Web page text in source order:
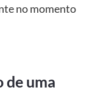
no momento
de uma